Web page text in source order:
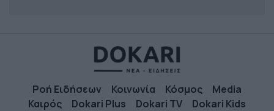
Ροή Ειδήσεων Κοινωνία Κόσμος
Media
Καιρός
Dokari Plus Dokari TV Dokari Kids